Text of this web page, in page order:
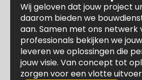
Wij geloven dat jouw project
daarom bieden we
aan. Samen met ons netwerk
professionals bekijken we
leveren we oplossingen die
jouw visie. Van concept tot
zorgen voor een vlotte